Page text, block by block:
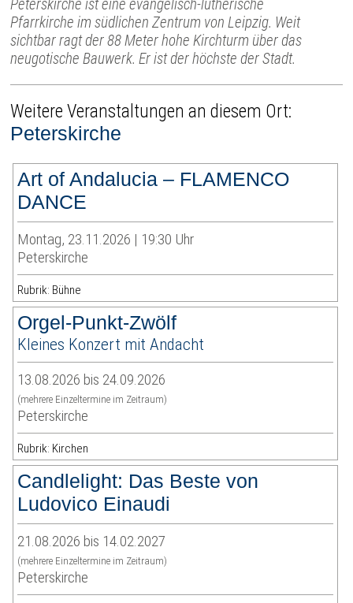
Peterskirche ist eine evangelisch-lutherische
Pfarrkirche im südlichen Zentrum von Leipzig. Weit
sichtbar ragt der 88 Meter hohe Kirchturm über das
neugotische Bauwerk. Er ist der höchste der Stadt.
Weitere Veranstaltungen an diesem Ort:
Peterskirche
Art of Andalucia – FLAMENCO
DANCE
Montag, 23.11.2026 | 19:30 Uhr
Peterskirche
Rubrik: Bühne
Orgel-Punkt-Zwölf
Kleines Konzert mit Andacht
13.08.2026 bis 24.09.2026
(mehrere Einzeltermine im Zeitraum)
Peterskirche
Rubrik: Kirchen
Candlelight: Das Beste von
Ludovico Einaudi
21.08.2026 bis 14.02.2027
(mehrere Einzeltermine im Zeitraum)
Peterskirche